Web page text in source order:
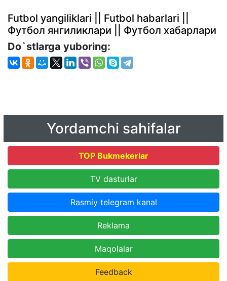
Futbol yangiliklari || Futbol habarlari ||
Футбол янгиликлари || Футбол хабарлари
Do`stlarga yuboring:
Yordamchi sahifalar
TOP Bukmekerlar
TV dasturlar
Rasmiy telegram kanal
Reklama
Maqolalar
Feedback